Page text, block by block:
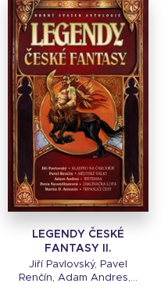
LEGENDY ČESKÉ
FANTASY II.
Jiří Pavlovský, Pavel
Renčín, Adam Andres,...